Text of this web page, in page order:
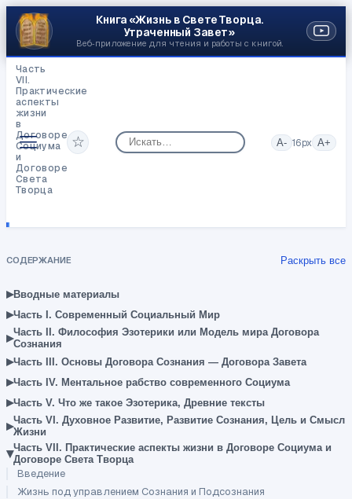
Книга «Жизнь в Свете Творца.
Утраченный Завет»
Веб‑приложение для чтения и работы с книгой.
Часть
VII.
Практические
аспекты
жизни
в
Договоре
Социума
и
Договоре
Света
Творца
«психотерапия»
«целители
☆ A- 16px A+
СОДЕРЖАНИЕ Раскрыть все
▸Вводные материалы
▸Часть I. Современный Социальный Мир
▸Часть II. Философия Эзотерики или Модель мира Договора
Сознания
▸Часть III. Основы Договора Сознания — Договора Завета
▸Часть IV. Ментальное рабство современного Социума
▸Часть V. Что же такое Эзотерика, Древние тексты
▸Часть VI. Духовное Развитие, Развитие Сознания, Цель и Смысл
Жизни
▾Часть VII. Практические аспекты жизни в Договоре Социума и
Договоре Света Творца
Введение
Жизнь под управлением Сознания и Подсознания